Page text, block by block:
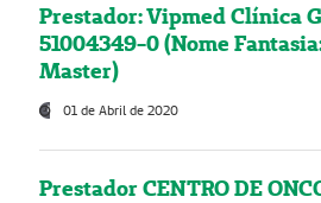
Prestador: Vipmed Clínica
51004349-0 (Nome
Master)
01 de Abril de 2020
Prestador CENTRO DE